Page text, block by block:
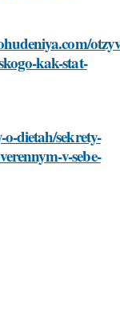
kak-stat-
dietah/sekrety-
v-sebe-